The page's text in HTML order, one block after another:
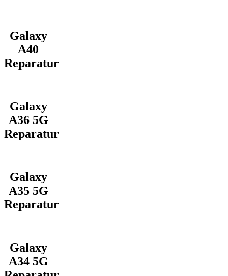
Galaxy
A40
Reparatur
Galaxy
A36 5G
Reparatur
Galaxy
A35 5G
Reparatur
Galaxy
A34 5G